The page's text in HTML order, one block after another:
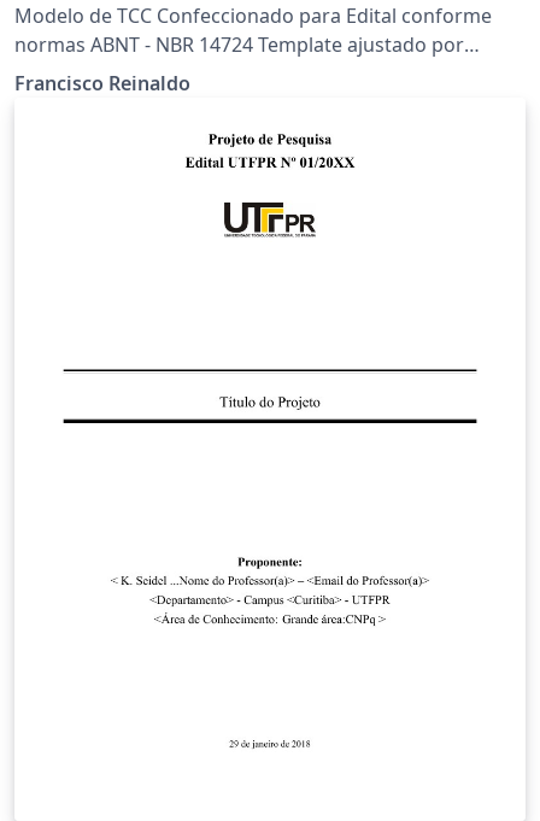
Modelo de TCC Confeccionado para Edital conforme
normas ABNT - NBR 14724 Template ajustado por
Francisco Reinaldo (https://orcid.org/0000-0001-6161-
Francisco Reinaldo